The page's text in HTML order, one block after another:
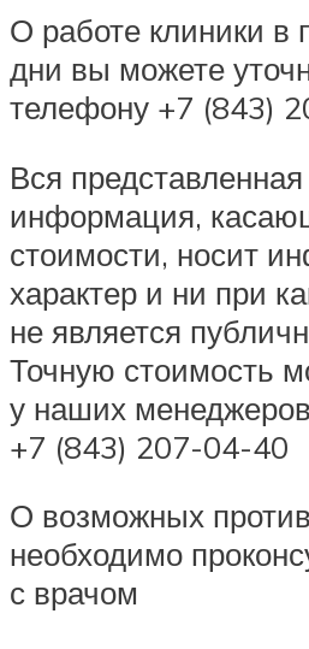
О работе клиники в
дни вы можете
телефону +7 (843)
Вся
информация,
стоимости, носит
характер и ни при
не является
Точную стоимость
у наших
+7 (843) 207-04-40
О возможных
необходимо
с врачом